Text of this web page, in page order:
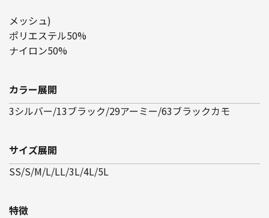
メッシュ)
ポリエステル50%
ナイロン50%
カラー展開
3シルバー/13ブラック/29アーミー/63ブラックカモ
サイズ展開
SS/S/M/L/LL/3L/4L/5L
特徴